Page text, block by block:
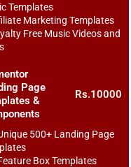
Templates
Marketing Templates
Free Music Videos and
Page
&
Rs.10000
500+ Landing Page
Box Templates